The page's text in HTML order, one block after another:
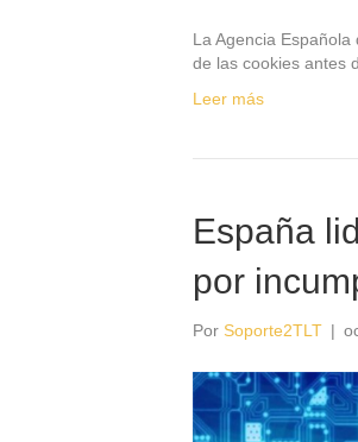
La Agencia
de las cookies antes
Leer más
España
por
Por Soporte2TLT |